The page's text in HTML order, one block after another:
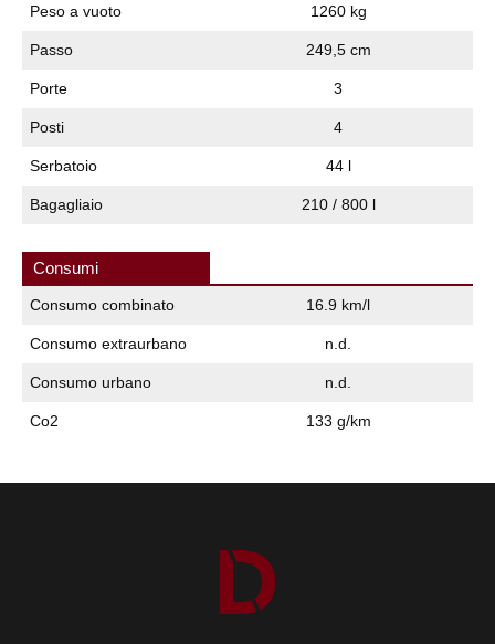
Peso a vuoto 1260 kg
Passo 249,5 cm
Porte 3
Posti 4
Serbatoio 44 l
Bagagliaio 210 / 800 l
Consumi
Consumo combinato 16.9 km/l
Consumo extraurbano n.d.
Consumo urbano n.d.
Co2 133 g/km